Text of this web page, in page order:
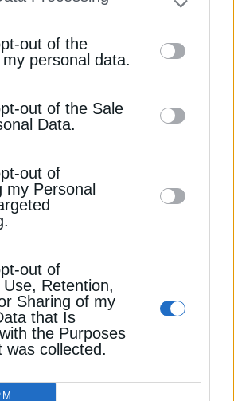
You may separately opt-out
third parties on the IAB’s list
participants. This
also be disclosed by us to
theIAB’s List of
third parties.
out of the
personal data.
out of the Sale
Data.
out of
my Personal
out of
Retention,
Sharing of my
that Is
the Purposes
was collected.
στα βιοκαύσιμα, επένδυση 250
(EV)